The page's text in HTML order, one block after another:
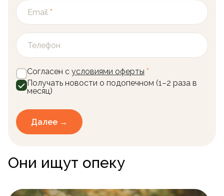
Email *
Телефон
Согласен с условиями оферты *
Получать новости о подопечном (1–2 раза в
месяц)
Далее →
Они ищут опеку